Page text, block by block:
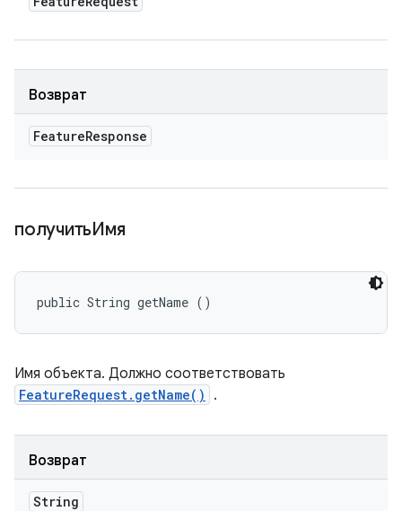
Возврат
FeatureResponse
получитьИмя
public String getName ()
Имя объекта. Должно соответствовать
FeatureRequest.getName() .
Возврат
String